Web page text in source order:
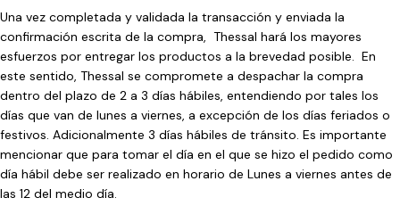
Una vez completada y validada la transacción y enviada la
confirmación escrita de la compra, Thessal hará los mayores
esfuerzos por entregar los productos a la brevedad posible. En
este sentido, Thessal se compromete a despachar la compra
dentro del plazo de 2 a 3 días hábiles, entendiendo por tales los
días que van de lunes a viernes, a excepción de los días feriados o
festivos. Adicionalmente 3 días hábiles de tránsito. Es importante
mencionar que para tomar el día en el que se hizo el pedido como
día hábil debe ser realizado en horario de Lunes a viernes antes de
las 12 del medio día.